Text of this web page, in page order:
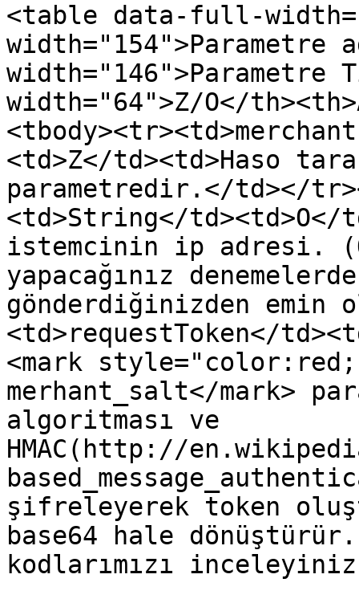
<table data-full-
width="154">Parametre
width="146">Parametre
width="64">Z/O</
<td>Z</td><td>Haso
parametredir.</td></
<td>String</td><td>O</
istemcinin ip adresi.
yapacağınız
gönderdiğinizden emin
<td>requestToken</
<mark
merhant_salt</mark>
algoritması ve
HMAC(http://
şifreleyerek token
base64 hale
kodlarımızı